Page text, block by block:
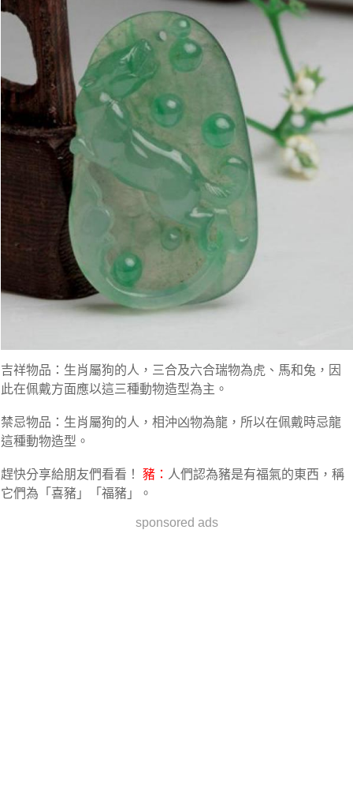
吉祥物品：生肖屬狗的人，三合及六合瑞物為虎、馬和兔，因
此在佩戴方面應以這三種動物造型為主。
禁忌物品：生肖屬狗的人，相沖凶物為龍，所以在佩戴時忌龍
這種動物造型。
趕快分享給朋友們看看！ 豬： 人們認為豬是有福氣的東西，稱
它們為「喜豬」「福豬」。
sponsored ads